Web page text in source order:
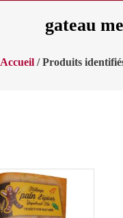
gateau
Accueil/ Produits